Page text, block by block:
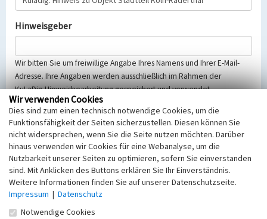
Hinweisgeber
Wir bitten Sie um freiwillige Angabe Ihres Namens und Ihrer E-Mail-
Adresse. Ihre Angaben werden ausschließlich im Rahmen der
KuLaDig-Hinweisbearbeitung gespeichert und verwendet.
Selbstverständlich werden diese entsprechend der Vorschriften des
Telemediengesetzes, des Datenschutzgesetzes NRW und der seit
dem 25.05.2018 gültigen Europäischen Datenschutzgrundverordnung
(EU-DSGVO) vertraulich behandelt, beachten Sie bitte unsere
Hinweise zumDatenschutz
Nachricht
Wir verwenden Cookies
Dies sind zum einen technisch notwendige Cookies, um die
Funktionsfähigkeit der Seiten sicherzustellen. Diesen können Sie
nicht widersprechen, wenn Sie die Seite nutzen möchten. Darüber
hinaus verwenden wir Cookies für eine Webanalyse, um die
Nutzbarkeit unserer Seiten zu optimieren, sofern Sie einverstanden
sind. Mit Anklicken des Buttons erklären Sie Ihr Einverständnis.
Weitere Informationen finden Sie auf unserer Datenschutzseite.
Impressum | Datenschutz
Notwendige Cookies